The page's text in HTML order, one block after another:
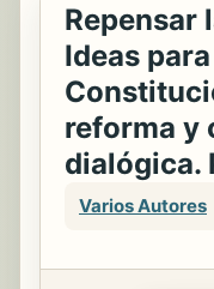
Repensar
Ideas
reforma y
dialógica.
Varios Autores